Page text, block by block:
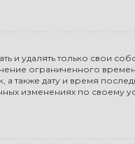
и удалять только свои
ограниченного
дату и время
изменениях по своему